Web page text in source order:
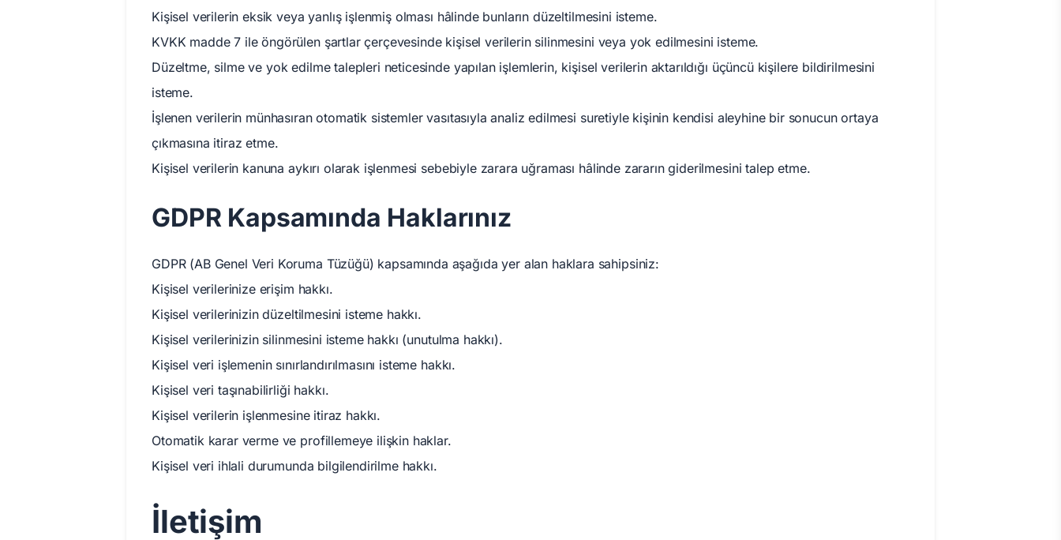
Kişisel verilerin eksik veya yanlış işlenmiş olması hâlinde bunların düzeltilmesini isteme.
KVKK madde 7 ile öngörülen şartlar çerçevesinde kişisel verilerin silinmesini veya yok edilmesini isteme.
Düzeltme, silme ve yok edilme talepleri neticesinde yapılan işlemlerin, kişisel verilerin aktarıldığı üçüncü kişilere bildirilmesini
isteme.
İşlenen verilerin münhasıran otomatik sistemler vasıtasıyla analiz edilmesi suretiyle kişinin kendisi aleyhine bir sonucun ortaya
çıkmasına itiraz etme.
Kişisel verilerin kanuna aykırı olarak işlenmesi sebebiyle zarara uğraması hâlinde zararın giderilmesini talep etme.
GDPR Kapsamında Haklarınız
GDPR (AB Genel Veri Koruma Tüzüğü) kapsamında aşağıda yer alan haklara sahipsiniz:
Kişisel verilerinize erişim hakkı.
Kişisel verilerinizin düzeltilmesini isteme hakkı.
Kişisel verilerinizin silinmesini isteme hakkı (unutulma hakkı).
Kişisel veri işlemenin sınırlandırılmasını isteme hakkı.
Kişisel veri taşınabilirliği hakkı.
Kişisel verilerin işlenmesine itiraz hakkı.
Otomatik karar verme ve profillemeye ilişkin haklar.
Kişisel veri ihlali durumunda bilgilendirilme hakkı.
İletişim